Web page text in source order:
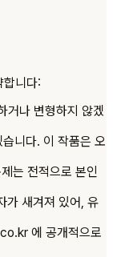
합니다:
거나 변형하지 않겠
니다. 이 작품은 오
는 전적으로 본인
가 새겨져 있어, 유
에 공개적으로